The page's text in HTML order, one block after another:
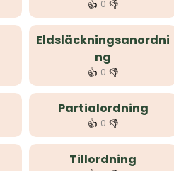
👍 0 👎
Eldsläckningsanordni
ng
👍 0 👎
Partialordning
👍 0 👎
Tillordning